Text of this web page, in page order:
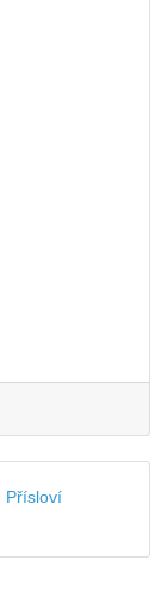
Přísloví